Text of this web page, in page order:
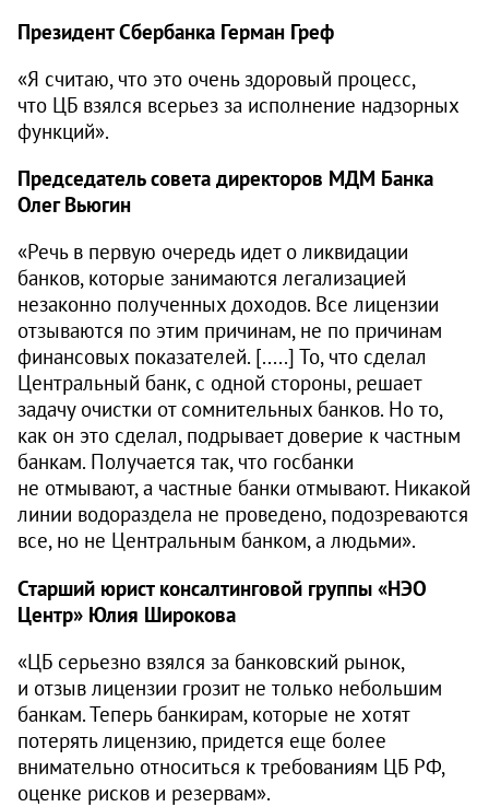
Президент Сбербанка Герман Греф
«Я считаю, что это очень здоровый процесс,
что ЦБ взялся всерьез за исполнение надзорных
функций».
Председатель совета директоров МДМ Банка
Олег Вьюгин
«Речь в первую очередь идет о ликвидации
банков, которые занимаются легализацией
незаконно полученных доходов. Все лицензии
отзываются по этим причинам, не по причинам
финансовых показателей. [.....] То, что сделал
Центральный банк, с одной стороны, решает
задачу очистки от сомнительных банков. Но то,
как он это сделал, подрывает доверие к частным
банкам. Получается так, что госбанки
не отмывают, а частные банки отмывают. Никакой
линии водораздела не проведено, подозреваются
все, но не Центральным банком, а людьми».
Старший юрист консалтинговой группы «НЭО
Центр» Юлия Широкова
«ЦБ серьезно взялся за банковский рынок,
и отзыв лицензии грозит не только небольшим
банкам. Теперь банкирам, которые не хотят
потерять лицензию, придется еще более
внимательно относиться к требованиям ЦБ РФ,
оценке рисков и резервам».